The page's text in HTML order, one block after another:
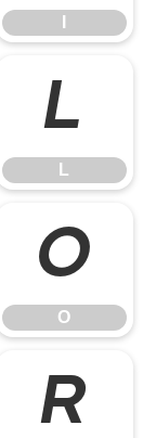
L
L
O
O
R